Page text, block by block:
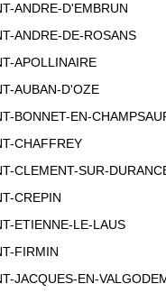
ANDRE-D'EMBRUN
ANDRE-DE-ROSANS
APOLLINAIRE
AUBAN-D'OZE
BONNET-EN-
CHAFFREY
CLEMENT-SUR-
CREPIN
ETIENNE-LE-LAUS
FIRMIN
JACQUES-EN-